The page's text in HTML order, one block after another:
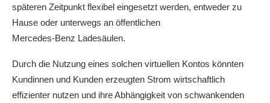
späteren Zeitpunkt flexibel eingesetzt werden, entweder zu
Hause oder unterwegs an öffentlichen
Mercedes-Benz Ladesäulen.
Durch die Nutzung eines solchen virtuellen Kontos könnten
Kundinnen und Kunden erzeugten Strom wirtschaftlich
effizienter nutzen und ihre Abhängigkeit von schwankenden